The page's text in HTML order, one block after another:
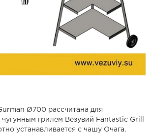
Ø700 рассчитана для
чугунным грилем Везувий Fantastic Grill
устанавливается с чашу Очага.